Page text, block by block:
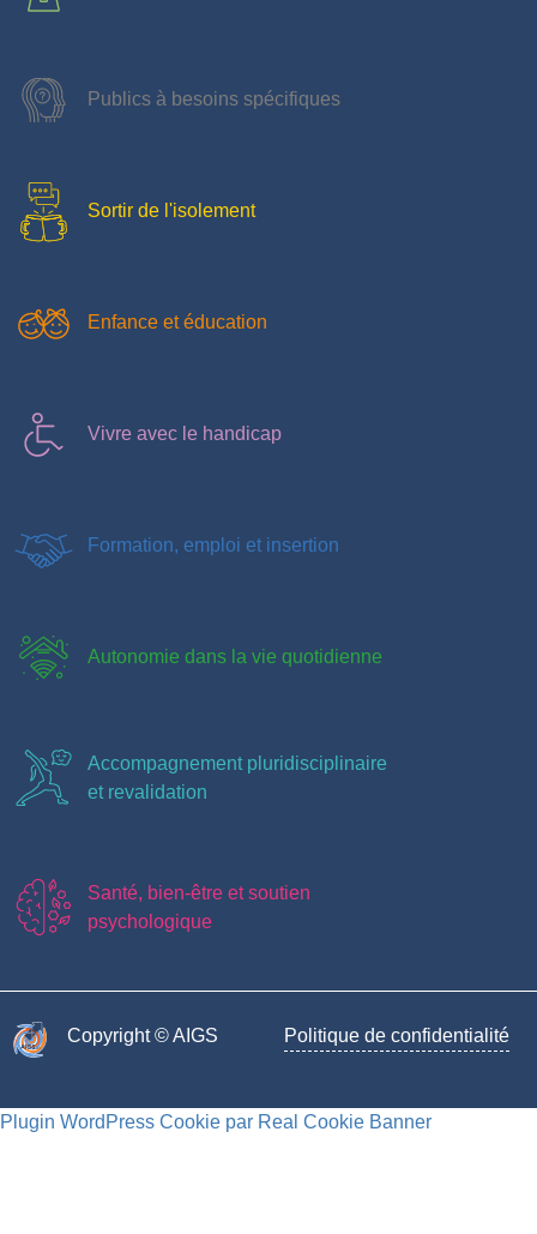
Publics à besoins spécifiques
Sortir de l'isolement
Enfance et éducation
Vivre avec le handicap
Formation, emploi et insertion
Autonomie dans la vie quotidienne
Accompagnement pluridisciplinaire
et revalidation
Santé, bien-être et soutien
psychologique
Copyright © AIGS​ Politique de confidentialité
Plugin WordPress Cookie par Real Cookie Banner